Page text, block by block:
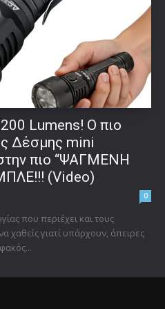
Lumens! Ο πιο
Δέσμης mini
πιο “ΨΑΓΜΕΝΗ
(Video)
0
που περιέχει και τους
χαθείς γιατί υπάρχουν, άπειρες